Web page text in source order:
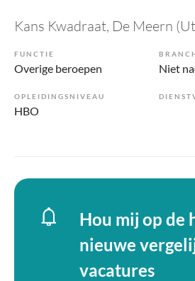
Kans Kwadraat, De Meern
FUNCTIE
Overige beroepen Niet
OPLEIDINGSNIVEAU
HBO
Hou mij op de
nieuwe
vacatures